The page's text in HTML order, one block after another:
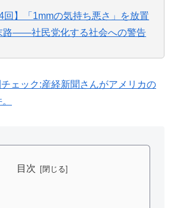
】「1mmの気持ち悪さ」を放置
路——社民党化する社会への警告
ェック:産経新聞さんがアメリカの
目次